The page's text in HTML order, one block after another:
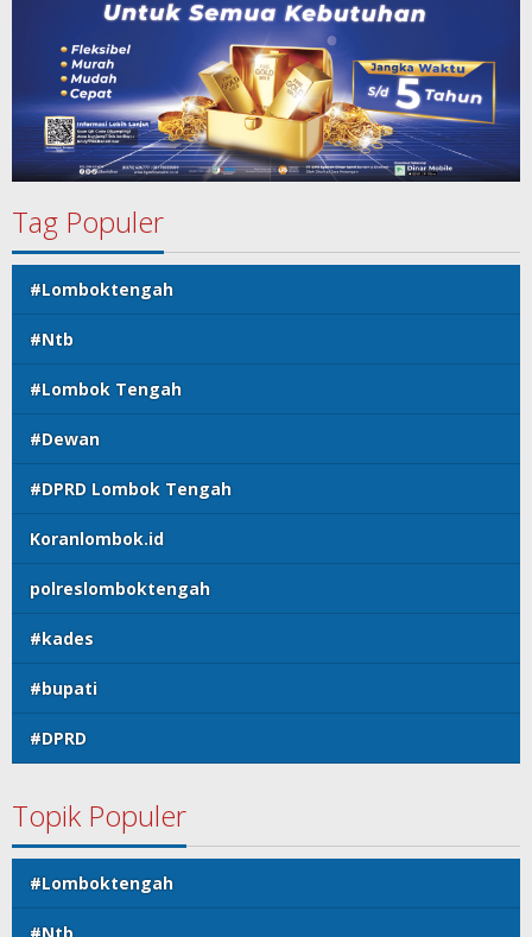
Tag Populer
#Lomboktengah
#Ntb
#Lombok Tengah
#Dewan
#DPRD Lombok Tengah
Koranlombok.id
polreslomboktengah
#kades
#bupati
#DPRD
Topik Populer
#Lomboktengah